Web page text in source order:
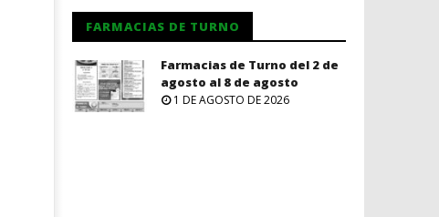
FARMACIAS DE TURNO
Farmacias de Turno del 2 de
agosto al 8 de agosto
1 DE AGOSTO DE 2026